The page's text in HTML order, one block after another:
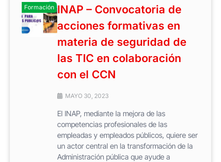
Formación INAP – Convocatoria de
acciones formativas en
materia de seguridad de
las TIC en colaboración
con el CCN
MAYO 30, 2023
El INAP, mediante la mejora de las
competencias profesionales de las
empleadas y empleados públicos, quiere ser
un actor central en la transformación de la
Administración pública que ayude a